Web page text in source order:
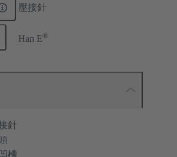
壓接針
Han E®
針
槽